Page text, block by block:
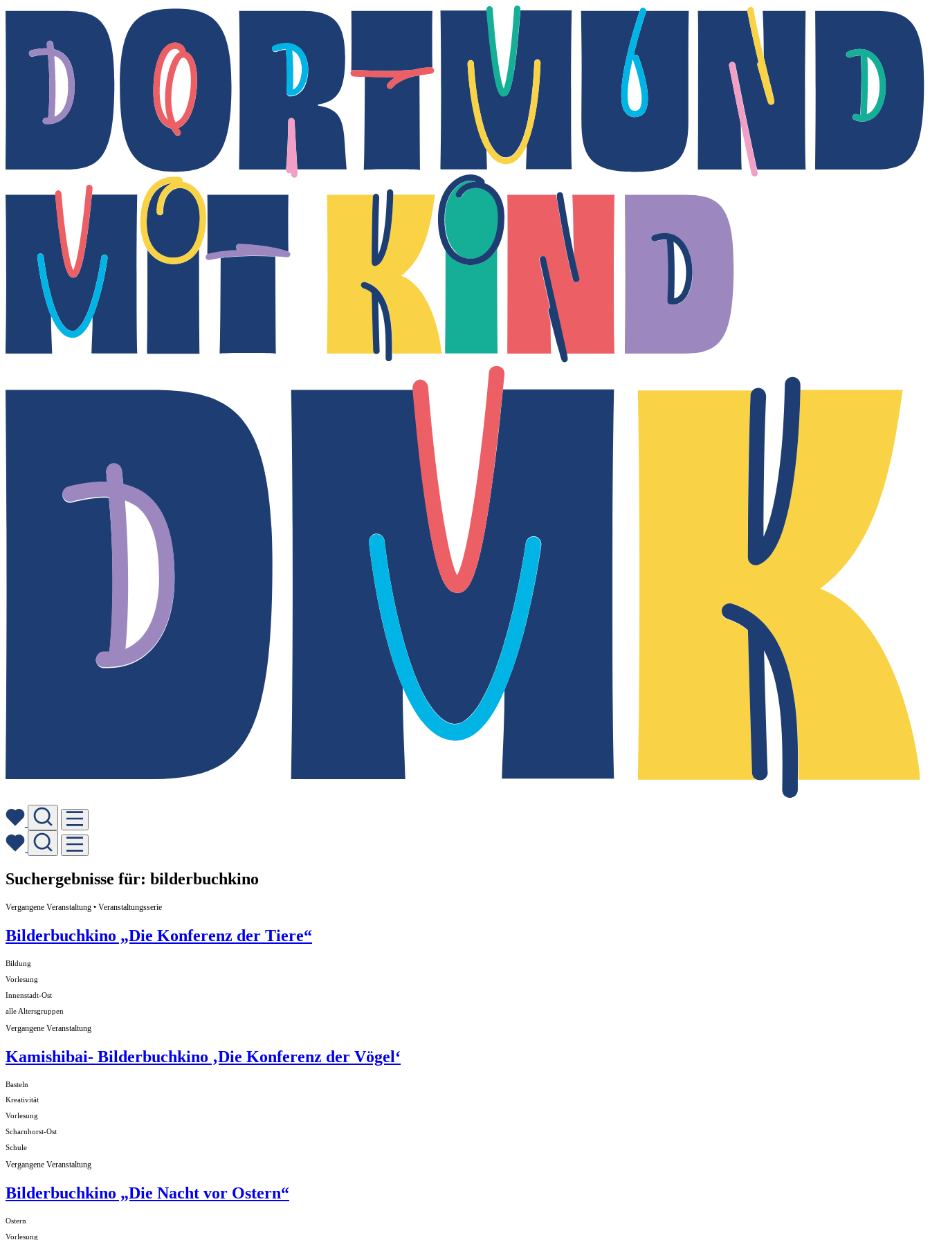
Skip
to
Suchergebnisse für: bilderbuchkino
Vergangene Veranstaltung • Veranstaltungsserie
Bilderbuchkino „Die Konferenz der Tiere“
Bildung
Vorlesung
Innenstadt-Ost
alle Altersgruppen
Vergangene Veranstaltung
Kamishibai- Bilderbuchkino ‚Die Konferenz der Vögel‘
Basteln
Kreativität
Vorlesung
Scharnhorst-Ost
Schule
Vergangene Veranstaltung
Bilderbuchkino „Die Nacht vor Ostern“
Ostern
Vorlesung